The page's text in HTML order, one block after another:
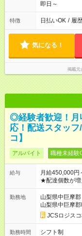
即日～
特徴 日払いOK / 履
気になる！
掲載元
◎経験者歓迎！月
応！配送スタッ
コ】
アルバイト 職種未経験
給与
月給450,000円
★配達個数が増
ど！ ・主要都市エリア 月収55万円／週5日稼働 月収65万~112
万円／週6日稼働 ・地方郊外エリア 月収40万円／週5日稼働 月
収40万円~50万円／週6日稼働
円 (27歳男性/
(日休み) ■月収80万円(43歳男性/墨田区在住)※元営業 1日200個
勤務地
山梨県中巨摩郡
山梨県中巨摩
JCSロジス
勤務時間
シフト制